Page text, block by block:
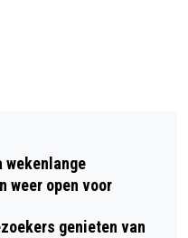
LEREN
TIJDENS
VAN
wekenlange
weer open voor
genieten van